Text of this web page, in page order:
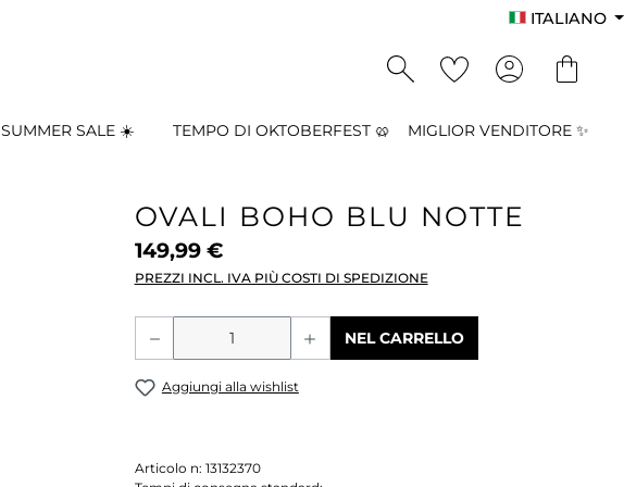
ITALIANO
SUMMER SALE ☀️ TEMPO DI OKTOBERFEST 🥨 MIGLIOR VENDITORE ✨
OVALI BOHO BLU NOTTE
149,99 €
PREZZI INCL. IVA PIÙ COSTI DI SPEDIZIONE
Quantità del prodotto: inserisci la
NEL CARRELLO
Aggiungi alla wishlist
Articolo n: 13132370